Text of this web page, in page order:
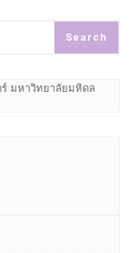
มหาวิทยาลัยมหิดล